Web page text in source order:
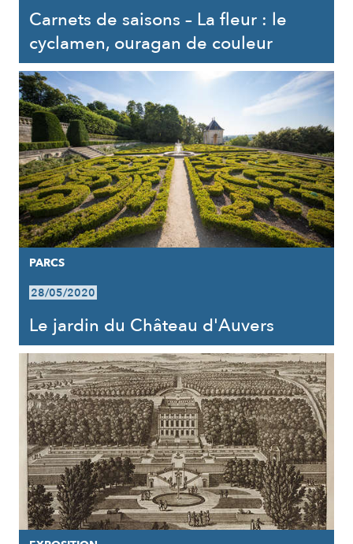
Carnets de saisons – La fleur : le
cyclamen, ouragan de couleur
PARCS
28/05/2020
Le jardin du Château d'Auvers